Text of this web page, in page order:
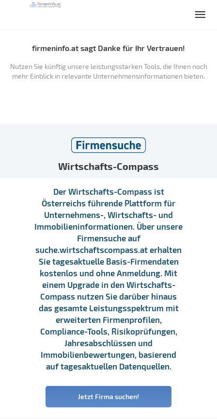
firmeninfo.at sagt Danke für Ihr Vertrauen!
Nutzen Sie künftig unsere leistungsstarken Tools, die Ihnen noch
mehr Einblick in relevante Unternehmensinformationen bieten.
Wirtschafts-Compass
Der Wirtschafts-Compass ist
Österreichs führende Plattform für
Unternehmens-, Wirtschafts- und
Immobilieninformationen. Über unsere
Firmensuche auf
suche.wirtschaftscompass.at erhalten
Sie tagesaktuelle Basis-Firmendaten
kostenlos und ohne Anmeldung. Mit
einem Upgrade in den Wirtschafts-
Compass nutzen Sie darüber hinaus
das gesamte Leistungsspektrum mit
erweiterten Firmenprofilen,
Compliance-Tools, Risikoprüfungen,
Jahresabschlüssen und
Immobilienbewertungen, basierend
auf tagesaktuellen Datenquellen.
Jetzt Firma suchen!